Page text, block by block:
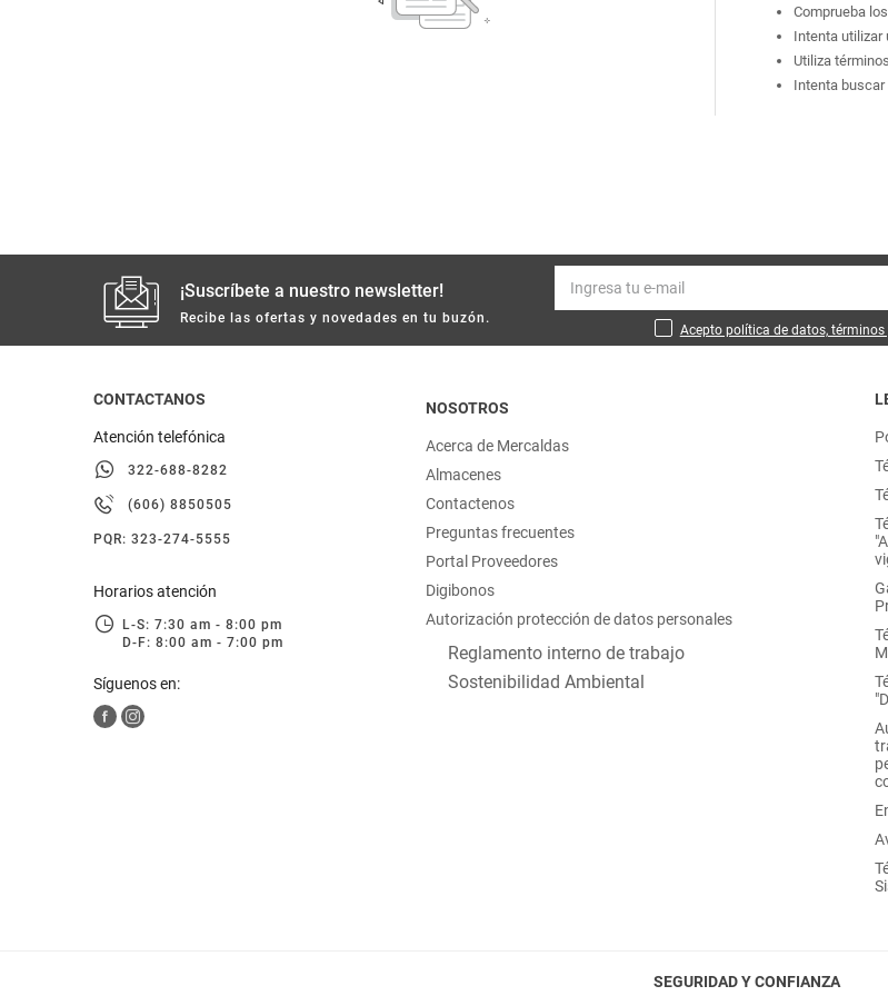
mascotas
limpieza
hogar
tecnología
moda
deportes
Comprueba
Intenta utilizar
Utiliza
Intenta
¡Suscríbete a nuestro newsletter!
Recibe las ofertas y novedades en tu buzón.
Acepto política de datos,
CONTACTANOS
Atención telefónica
322-688-8282
(606) 8850505
PQR: 323-274-5555
Horarios atención
L-S: 7:30 am - 8:00 pm
D-F: 8:00 am - 7:00 pm
Síguenos en:
NOSOTROS
Acerca de Mercaldas
Almacenes
Contactenos
Preguntas frecuentes
Portal Proveedores
Digibonos
Autorización protección de datos personales
Reglamento interno de trabajo
Sostenibilidad Ambiental
SEGURIDAD Y CONFIANZA